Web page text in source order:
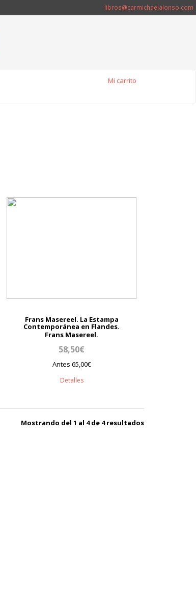
libros@carmichaelalonso.com
Mi carrito
Frans Masereel. La Estampa
Contemporánea en Flandes.
Frans Masereel.
58,50€
Antes 65,00€
Detalles
Mostrando del 1 al 4 de 4 resultados